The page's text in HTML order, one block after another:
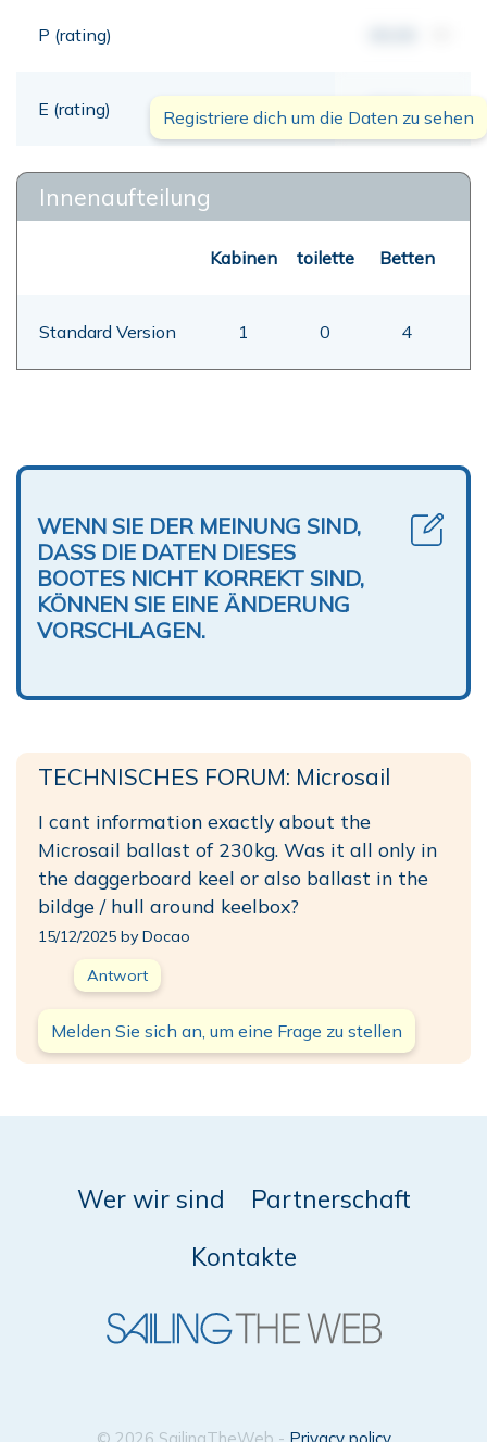
P (rating)
E (rating) 00,00 mt
Registriere dich um die Daten zu sehen
Innenaufteilung
Kabinen toilette Betten
Standard Version 1 0 4
WENN SIE DER MEINUNG SIND,
DASS DIE DATEN DIESES
BOOTES NICHT KORREKT SIND,
KÖNNEN SIE EINE ÄNDERUNG
VORSCHLAGEN.
TECHNISCHES FORUM: Microsail
I cant information exactly about the
Microsail ballast of 230kg. Was it all only in
the daggerboard keel or also ballast in the
bildge / hull around keelbox?
15/12/2025 by Docao
Antwort
Melden Sie sich an, um eine Frage zu stellen
Wer wir sind
Partnerschaft
Kontakte